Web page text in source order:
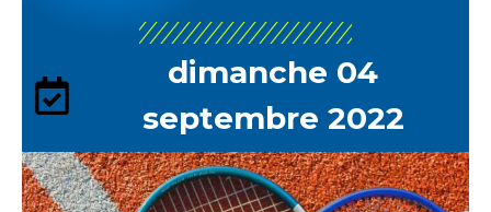
dimanche 04
septembre 2022